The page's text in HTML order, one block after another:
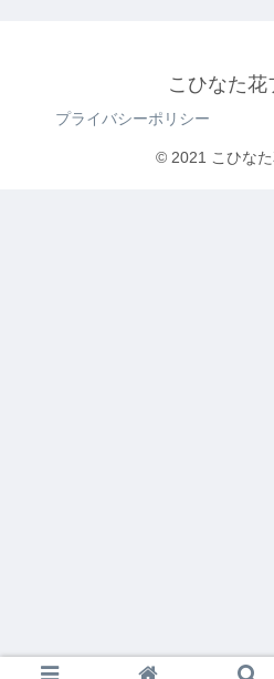
こひなた花
プライバシーポリシー
© 2021 こひなた